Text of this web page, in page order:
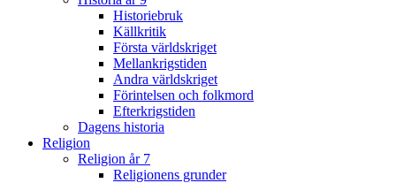
Historiebruk
Källkritik
Första världskriget
Mellankrigstiden
Andra världskriget
Förintelsen och folkmord
Efterkrigstiden
Dagens historia
Religion
Religion år 7
Religionens grunder